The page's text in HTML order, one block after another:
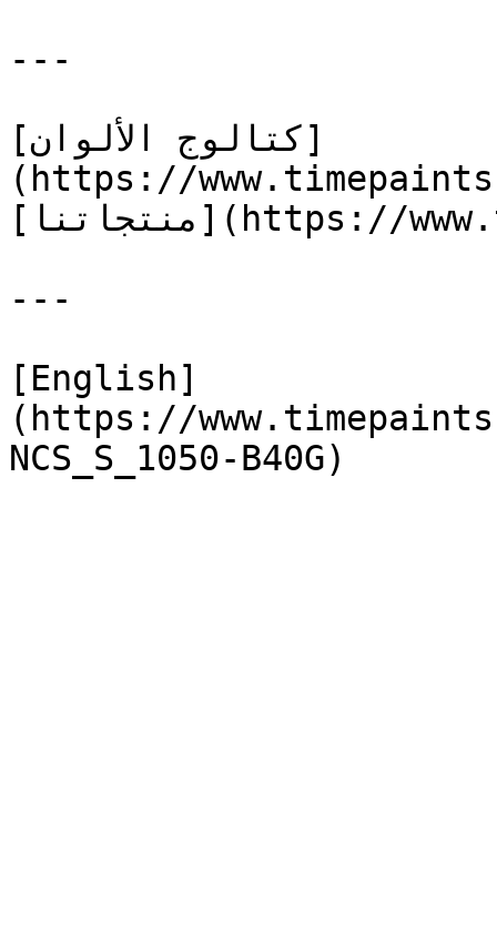
---
[كتالوج الألوان]
(https://
[منتجاتنا](https://www.timepaints.com/ar/products)
---
[English]
(https://
NCS_S_1050-B40G)